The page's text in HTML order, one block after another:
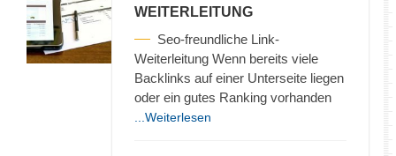
WEITERLEITUNG
Seo-freundliche Link-
Weiterleitung Wenn bereits viele
Backlinks auf einer Unterseite liegen
oder ein gutes Ranking vorhanden
...Weiterlesen